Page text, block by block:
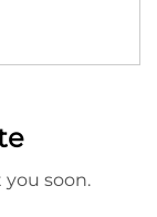
soon.